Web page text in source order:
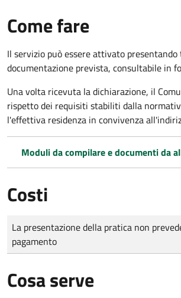
Come fare
Il servizio può essere attivato
documentazione prevista, consultabile in
Una volta ricevuta la dichiarazione, il
rispetto dei requisiti stabiliti dalla
l'effettiva residenza in convivenza
Moduli da compilare e documenti da
Costi
Tipo di pagamento
Importo
La presentazione della pratica non
pagamento
Cosa serve